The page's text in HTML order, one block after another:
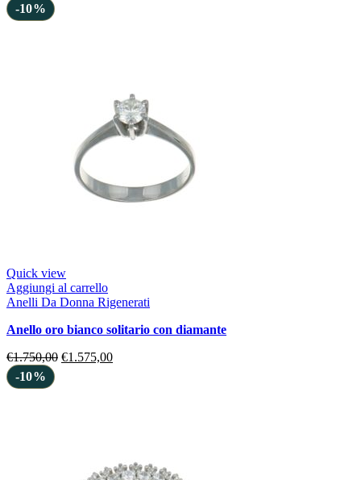
-10%
Quick view
Aggiungi al carrello
Anelli Da Donna Rigenerati
anello oro bianco solitario con diamante
€1.750,00 €1.575,00
-10%